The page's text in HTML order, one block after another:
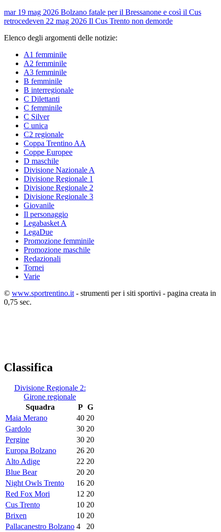
mar 19 mag 2026 Bolzano fatale per il Bressanone e così il Cus
retrocedeven 22 mag 2026 Il Cus Trento non demorde
Elenco degli argomenti delle notizie:
A1 femminile
A2 femminile
A3 femminile
B femminile
B interregionale
C Dilettanti
C femminile
C Silver
C unica
C2 regionale
Coppa Trentino AA
Coppe Europee
D maschile
Divisione Nazionale A
Divisione Regionale 1
Divisione Regionale 2
Divisione Regionale 3
Giovanile
Il personaggio
Legabasket A
LegaDue
Promozione femminile
Promozione maschile
Redazionali
Tornei
Varie
© www.sportrentino.it - strumenti per i siti sportivi - pagina creata in
0,75 sec.
Classifica
Divisione Regionale 2:
Girone regionale
Squadra
P G
Maia Merano
40 20
Gardolo
30 20
Pergine
30 20
Europa Bolzano
26 20
Alto Adige
22 20
Blue Bear
20 20
Night Owls Trento
16 20
Red Fox Mori
12 20
Cus Trento
10 20
Brixen
10 20
Pallacanestro Bolzano 4 20